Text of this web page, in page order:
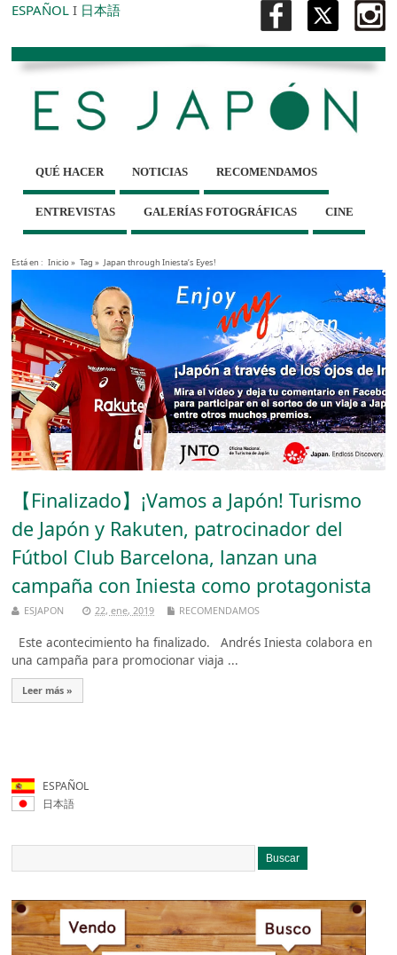
ESPAÑOL I 日本語
QUÉ HACER NOTICIAS RECOMENDAMOS
ENTREVISTAS GALERÍAS FOTOGRÁFICAS CINE
Está en : Inicio» Tag » Japan through Iniesta’s Eyes!
【Finalizado】¡Vamos a Japón! Turismo
de Japón y Rakuten, patrocinador del
Fútbol Club Barcelona, lanzan una
campaña con Iniesta como protagonista
ESJAPON 22, ene, 2019 RECOMENDAMOS
Este acontecimiento ha finalizado. Andrés Iniesta colabora en
una campaña para promocionar viaja ...
Leer más »
ESPAÑOL
日本語